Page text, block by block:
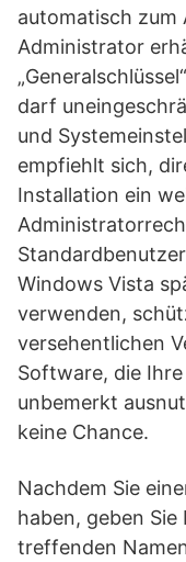
automatisch zum
Administrator
darf
und
empfiehlt sich,
Installation ein
Windows Vista
verwenden,
versehentlichen
Software, die
unbemerkt
keine Chance.
Nachdem Sie
haben, geben
treffenden